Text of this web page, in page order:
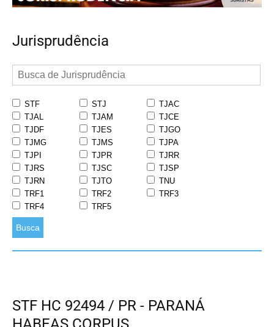
Jurisprudência
STF STJ
TJAC
TJAL
TJAM
TJCE
TJDF
TJES
TJGO
TJMG
TJMS
TJPA
TJPI
TJPR
TJRR
TJRS
TJSC
TJSP
TJRN
TJTO
TNU
TRF1
TRF2
TRF3
TRF4
TRF5
Busca
STF HC 92494 / PR - PARANÁ